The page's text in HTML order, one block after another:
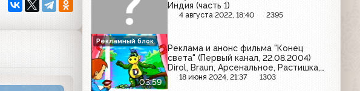
Индия (часть 1)
4 августа 2022, 18:40 2395
03:59
Реклама и анонс фильма "Конец
света" (Первый канал, 22.08.2004)
Dirol, Braun, Арсенальное, Растишка,
L'Oreal, Visa, Avon, Prestige, Coca-Cola
18 июня 2024, 21:37 1303
Рекламный блок